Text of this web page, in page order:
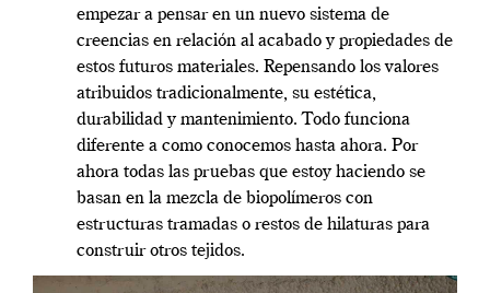
empezar a pensar en un nuevo sistema de
creencias en relación al acabado y propiedades de
estos futuros materiales. Repensando los valores
atribuidos tradicionalmente, su estética,
durabilidad y mantenimiento. Todo funciona
diferente a como conocemos hasta ahora. Por
ahora todas las pruebas que estoy haciendo se
basan en la mezcla de biopolímeros con
estructuras tramadas o restos de hilaturas para
construir otros tejidos.